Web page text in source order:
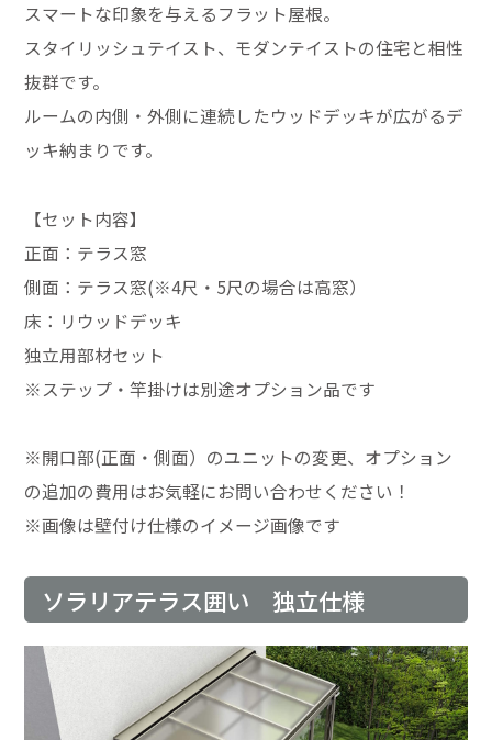
スマートな印象を与えるフラット屋根。
スタイリッシュテイスト、モダンテイストの住宅と相性
抜群です。
ルームの内側・外側に連続したウッドデッキが広がるデ
ッキ納まりです。
【セット内容】
正面：テラス窓
側面：テラス窓(※4尺・5尺の場合は高窓）
床：リウッドデッキ
独立用部材セット
※ステップ・竿掛けは別途オプション品です
※開口部(正面・側面）のユニットの変更、オプション
の追加の費用はお気軽にお問い合わせください！
※画像は壁付け仕様のイメージ画像です
ソラリアテラス囲い 独立仕様